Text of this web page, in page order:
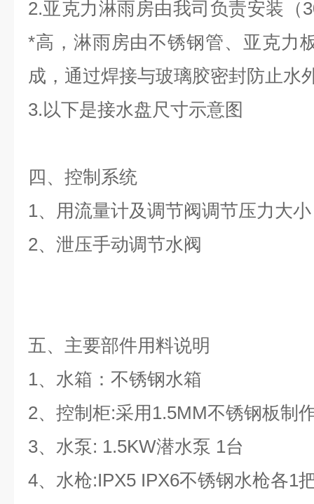
2.亚克力淋雨房由我司负责安装（
*高，淋雨房由不锈钢管、亚克力
成，通过焊接与玻璃胶密封防止水
3.以下是接水盘尺寸示意图
四、控制系统
1、用流量计及调节阀调节压力大小
2、泄压手动调节水阀
五、主要部件用料说明
1、水箱：不锈钢水箱
2、控制柜:采用1.5MM不锈钢板制
3、水泵: 1.5KW潜水泵 1台
4、水枪:IPX5 IPX6不锈钢水枪各1